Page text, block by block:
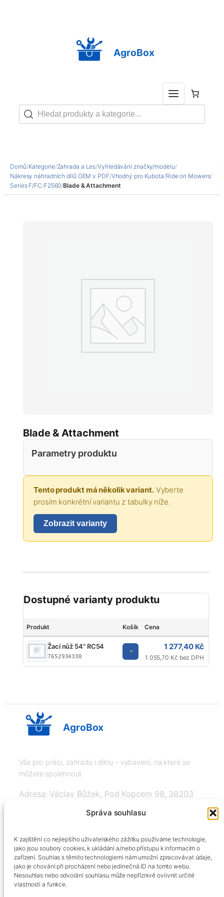
Správa souhlasu
K zajištění co nejlepšího uživatelského zážitku používáme technologie,
jako jsou soubory cookies, k ukládání a/nebo přístupu k informacím o
zařízení. Souhlas s těmito technologiemi nám umožní zpracovávat údaje,
jako je chování při procházení nebo jedinečná ID na tomto webu.
Nesouhlas nebo odvolání souhlasu může nepříznivě ovlivnit určité
vlastnosti a funkce.
AgroBox
Domů/Kategorie/Zahrada a Les/Vyhledávání značky/modelu/
Nákresy náhradních dílů OEM v PDF/Vhodný pro Kubota/Ride on Mowers/
Series F/FC/F2560/Blade & Attachment
Blade & Attachment
Parametry produktu
Tento produkt má několik variant.Vyberte
prosím konkrétní variantu z tabulky níže.
Zobrazit varianty
Dostupné varianty produktu
Produkt Košík Cena
Žací nůž 54" RC54
7652934330
1 277,40 Kč
1 055,70 Kč bez DPH
AgroBox
Vše pro práci, zahradu i dílnu – vybavení, na které se
můžete spolehnout
Adresa: Václav Bůžek, Pod Kopcem 98, 38203
+420606334248, info@agrobox.cz